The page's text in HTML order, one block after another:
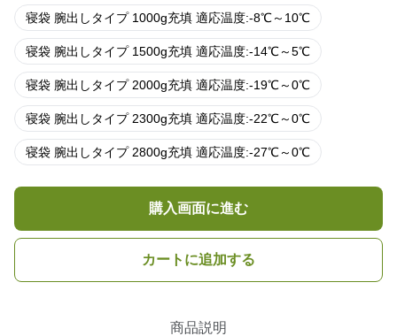
寝袋 腕出しタイプ 1000g充填 適応温度:-8℃～10℃
寝袋 腕出しタイプ 1500g充填 適応温度:-14℃～5℃
寝袋 腕出しタイプ 2000g充填 適応温度:-19℃～0℃
寝袋 腕出しタイプ 2300g充填 適応温度:-22℃～0℃
寝袋 腕出しタイプ 2800g充填 適応温度:-27℃～0℃
購入画面に進む
カートに追加する
商品説明